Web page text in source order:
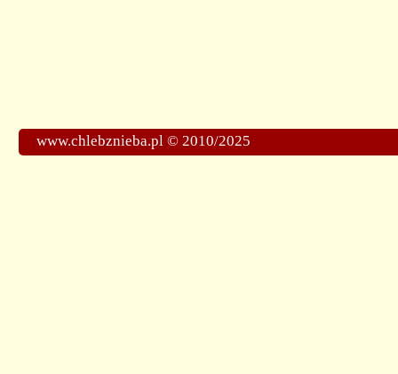
www.chlebznieba.pl © 2010/2025